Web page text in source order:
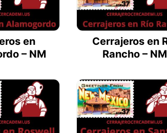
en
– NM
Cerrajeros en
Rancho – NM